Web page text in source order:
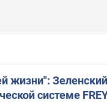
жизни":
системе